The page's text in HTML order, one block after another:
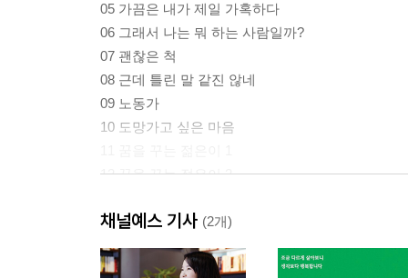
05 가끔은 내가 제일 가혹하다
06 그래서 나는 뭐 하는 사람일까?
07 괜찮은 척
08 근데 틀린 말 같진 않네
09 노동가
10 도망가고 싶은 마음
12 꿈을 꾸는 젊은이 2
14 그래서 이 일을 하고 있다
15 그렇게 얻은 것들
16 내가 그렇게 궁금하니? 1
채널예스 기사 (2개)